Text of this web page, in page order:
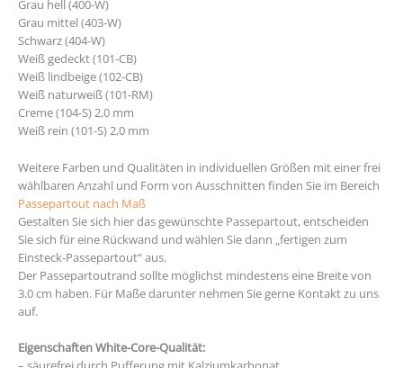
Grau hell (400-W)
Grau mittel (403-W)
Schwarz (404-W)
Weiß gedeckt (101-CB)
Weiß lindbeige (102-CB)
Weiß naturweiß (101-RM)
Creme (104-S) 2,0 mm
Weiß rein (101-S) 2,0 mm
Weitere Farben und Qualitäten in individuellen Größen mit einer frei
wählbaren Anzahl und Form von Ausschnitten finden Sie im Bereich
Passepartout nach Maß
Gestalten Sie sich hier das gewünschte Passepartout, entscheiden
Sie sich für eine Rückwand und wählen Sie dann „fertigen zum
Einsteck-Passepartout“ aus.
Der Passepartoutrand sollte möglichst mindestens eine Breite von
3.0 cm haben. Für Maße darunter nehmen Sie gerne Kontakt zu uns
auf.
Eigenschaften White-Core-Qualität: